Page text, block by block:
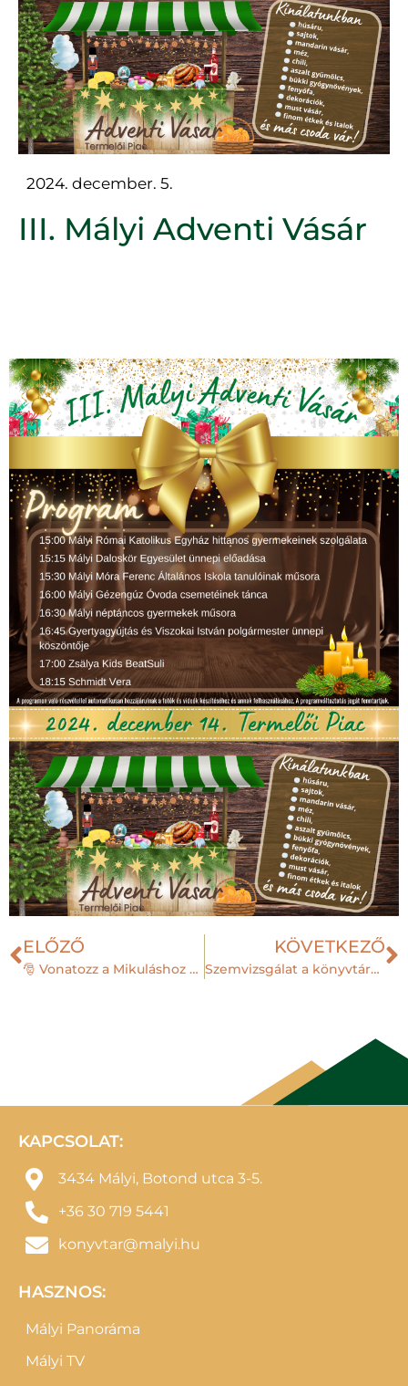
2024. december. 5.
III. Mályi Adventi Vásár
ELŐZŐ
🎅 Vonatozz a Mikuláshoz Mályiban!
KÖVETKEZŐ
Szemvizsgálat a könyvtárban
KAPCSOLAT:
3434 Mályi, Botond utca 3-5.
+36 30 719 5441
konyvtar@malyi.hu
HASZNOS:
Mályi Panoráma
Mályi TV